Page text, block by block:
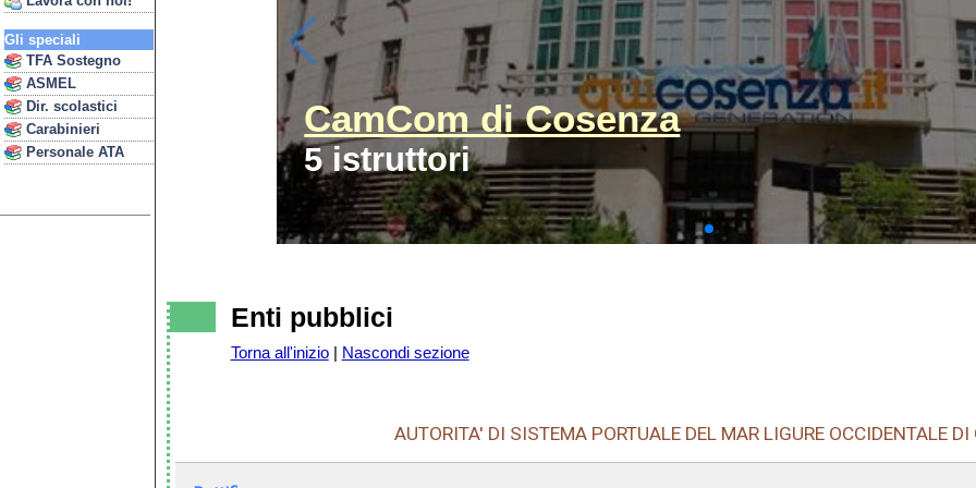
Gli speciali
TFA Sostegno
ASMEL
Dir. scolastici
Carabinieri
Personale ATA
CamCom di Cosenza
5 istruttori
Enti pubblici
Torna all'inizio| Nascondi sezione
AUTORITA' DI SISTEMA PORTUALE DEL MAR LIGURE OCCIDENTALE DI